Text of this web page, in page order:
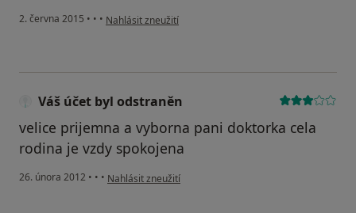
2. června 2015 • • • podle názoru uživatele Váš účet byl odstraněn
Nahlásit zneužití
Váš účet byl odstraněn
velice prijemna a vyborna pani doktorka cela
rodina je vzdy spokojena
26. února 2012 • • • podle názoru uživatele Váš účet byl odstraněn
Nahlásit zneužití